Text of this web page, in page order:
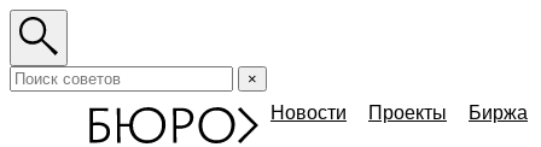
×
Новости Проекты Биржа